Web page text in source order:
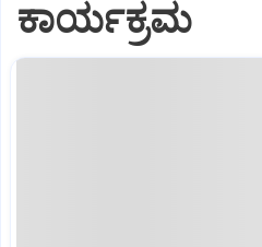
ಕಾರ್ಯಕ್ರಮ